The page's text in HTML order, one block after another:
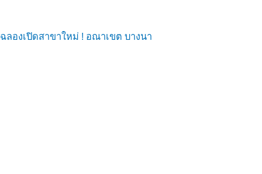
ฉลองเปิดสาขาใหม่ ! อณาเขต บางนา